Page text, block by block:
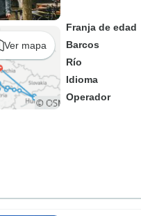
Ver mapa
Franja de edad
Barcos
Río
Idioma
Operador